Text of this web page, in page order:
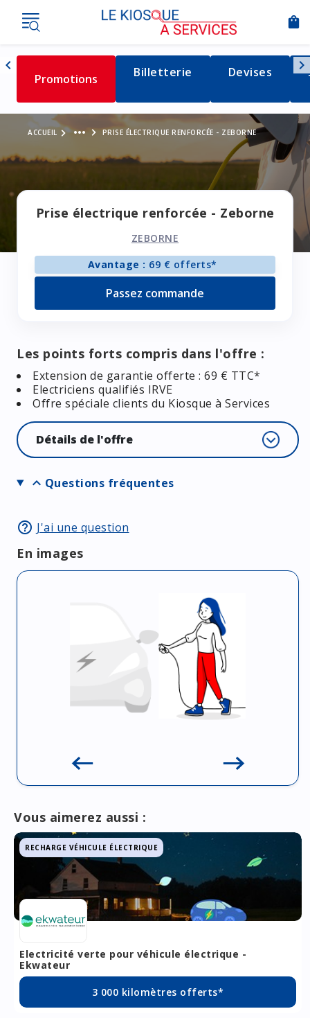
shopping_bag
chevron_left
Naviguer vers la gauche
Détail de la catégorie
Promotions Détail de la catégorie
Billetterie Détail de la
Devises chevron_right
ACCUEIL Voir le fil d'Ariane
more_horiz PRISE ÉLECTRIQUE RENFORCÉE - ZEBORNE
Prise électrique renforcée - Zeborne
ZEBORNE
Avantage : 69 € offerts*
Passez commande
Les points forts compris dans l'offre :
Extension de garantie offerte : 69 € TTC*
Electriciens qualifiés IRVE
Offre spéciale clients du Kiosque à Services
Détails de l'offre
expand_more Questions fréquentes
help_outline J'ai une question
En images
Vous aimerez aussi :
RECHARGE VÉHICULE ÉLECTRIQUE
Electricité verte pour véhicule électrique -
Ekwateur
3 000 kilomètres offerts*